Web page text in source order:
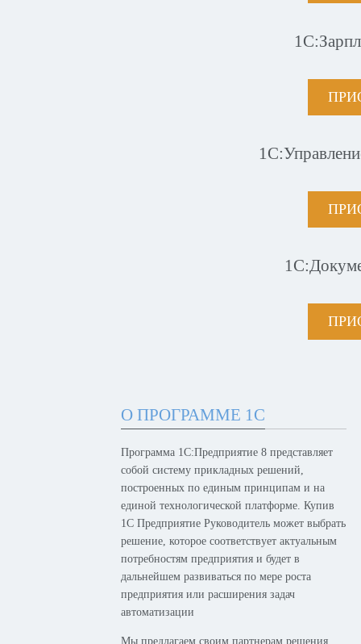
О ПРОГРАММЕ 1С
Программа 1С:Предприятие 8 представляет
собой систему прикладных решений,
построенных по единым принципам и на
единой технологической платформе. Купив
1С Предприятие Руководитель может выбрать
решение, которое соответствует актуальным
потребностям предприятия и будет в
дальнейшем развиваться по мере роста
предприятия или расширения задач
автоматизации
Мы предлагаем своим партнерам решения